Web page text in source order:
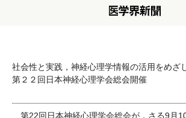
社会性と実践，神経心理学情報の活用をめざ
第２２回日本神経心理学会総会開催
第22回日本神経心理学会総会が，さる9月